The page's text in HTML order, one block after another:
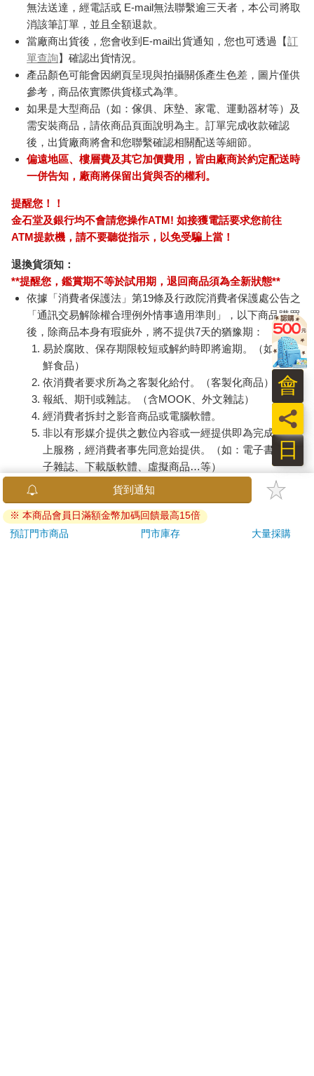
無法送達，經電話或 E-mail無法聯繫逾三天者，本公司將取
消該筆訂單，並且全額退款。
當廠商出貨後，您會收到E-mail出貨通知，您也可透過【訂
單查詢】確認出貨情況。
產品顏色可能會因網頁呈現與拍攝關係產生色差，圖片僅供
參考，商品依實際供貨樣式為準。
如果是大型商品（如：傢俱、床墊、家電、運動器材等）及
需安裝商品，請依商品頁面說明為主。訂單完成收款確認
後，出貨廠商將會和您聯繫確認相關配送等細節。
偏遠地區、樓層費及其它加價費用，皆由廠商於約定配送時
一併告知，廠商將保留出貨與否的權利。
提醒您！！
金石堂及銀行均不會請您操作ATM! 如接獲電話要求您前往
ATM提款機，請不要聽從指示，以免受騙上當！
退換貨須知：
**提醒您，鑑賞期不等於試用期，退回商品須為全新狀態**
依據「消費者保護法」第19條及行政院消費者保護處公告之
「通訊交易解除權合理例外情事適用準則」，以下商品購買
後，除商品本身有瑕疵外，將不提供7天的猶豫期：
易於腐敗、保存期限較短或解約時即將逾期。（如：生
鮮食品）
依消費者要求所為之客製化給付。（客製化商品）
報紙、期刊或雜誌。（含MOOK、外文雜誌）
經消費者拆封之影音商品或電腦軟體。
非以有形媒介提供之數位內容或一經提供即為完成之線
上服務，經消費者事先同意始提供。（如：電子書、電
子雜誌、下載版軟體、虛擬商品…等）
已拆封之個人衛生用品。（如：內衣褲、刮鬍刀、除毛
若非上列種類商品，均享有到貨7天的猶豫期（含例假
日）。
日
員
會